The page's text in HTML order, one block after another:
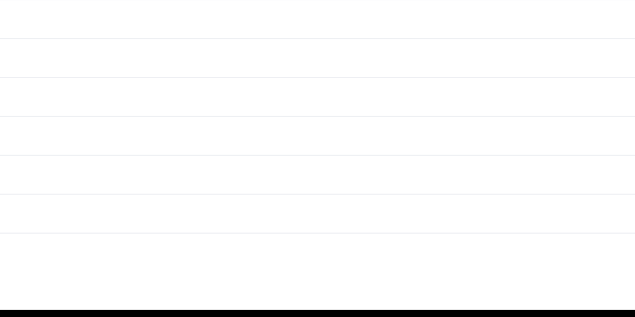
haciéndolo ideal para
estilos de vida, desde el
en una opción irresistible